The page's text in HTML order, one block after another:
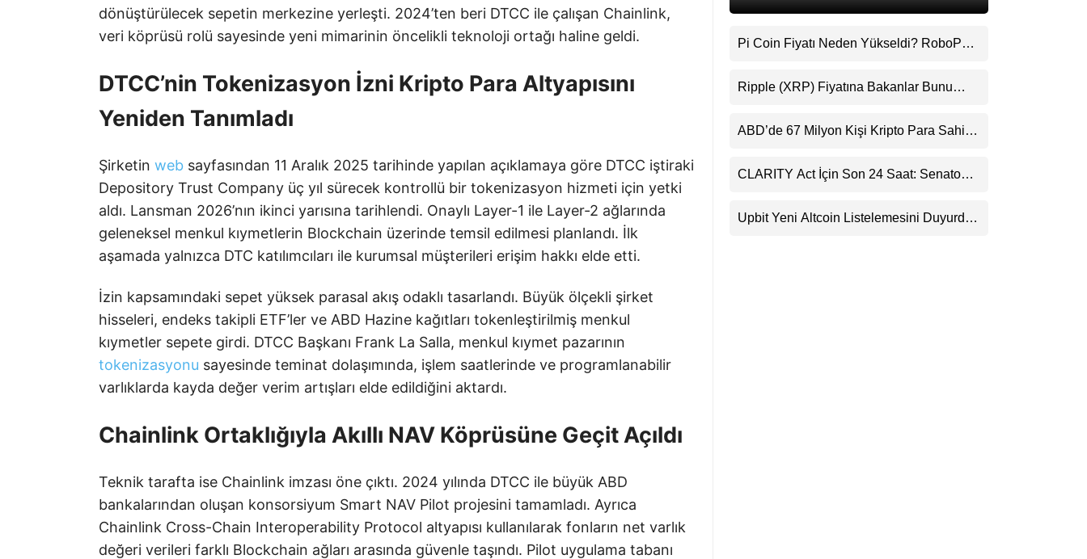
dönüştürülecek sepetin merkezine yerleşti. 2024’ten beri DTCC ile çalışan Chainlink,
veri köprüsü rolü sayesinde yeni mimarinin öncelikli teknoloji ortağı haline geldi.
DTCC’nin Tokenizasyon İzni Kripto Para Altyapısını
Yeniden Tanımladı
Şirketin web sayfasından 11 Aralık 2025 tarihinde yapılan açıklamaya göre DTCC iştiraki
Depository Trust Company üç yıl sürecek kontrollü bir tokenizasyon hizmeti için yetki
aldı. Lansman 2026’nın ikinci yarısına tarihlendi. Onaylı Layer-1 ile Layer-2 ağlarında
geleneksel menkul kıymetlerin Blockchain üzerinde temsil edilmesi planlandı. İlk
aşamada yalnızca DTC katılımcıları ile kurumsal müşterileri erişim hakkı elde etti.
İzin kapsamındaki sepet yüksek parasal akış odaklı tasarlandı. Büyük ölçekli şirket
hisseleri, endeks takipli ETF’ler ve ABD Hazine kağıtları tokenleştirilmiş menkul
kıymetler sepete girdi. DTCC Başkanı Frank La Salla, menkul kıymet pazarının
tokenizasyonu sayesinde teminat dolaşımında, işlem saatlerinde ve programlanabilir
varlıklarda kayda değer verim artışları elde edildiğini aktardı.
Chainlink Ortaklığıyla Akıllı NAV Köprüsüne Geçit Açıldı
Teknik tarafta ise Chainlink imzası öne çıktı. 2024 yılında DTCC ile büyük ABD
bankalarından oluşan konsorsiyum Smart NAV Pilot projesini tamamladı. Ayrıca
Chainlink Cross-Chain Interoperability Protocol altyapısı kullanılarak fonların net varlık
değeri verileri farklı Blockchain ağları arasında güvenle taşındı. Pilot uygulama tabanı
Pi Coin Fiyatı Neden Yükseldi? RoboPay
Destekledi
Ripple (XRP) Fiyatına Bakanlar Bunu
Uyarı
ABD’de 67 Milyon Kişi Kripto Para Sahibi:
CLARITY Act İçin Son 24 Saat: Senato
Beklentisini Bozabilir
Upbit Yeni Altcoin Listelemesini Duyurdu: